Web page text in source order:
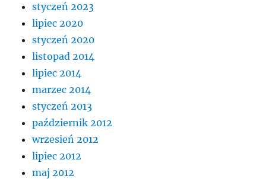
styczeń 2023
lipiec 2020
styczeń 2020
listopad 2014
lipiec 2014
marzec 2014
styczeń 2013
październik 2012
wrzesień 2012
lipiec 2012
maj 2012